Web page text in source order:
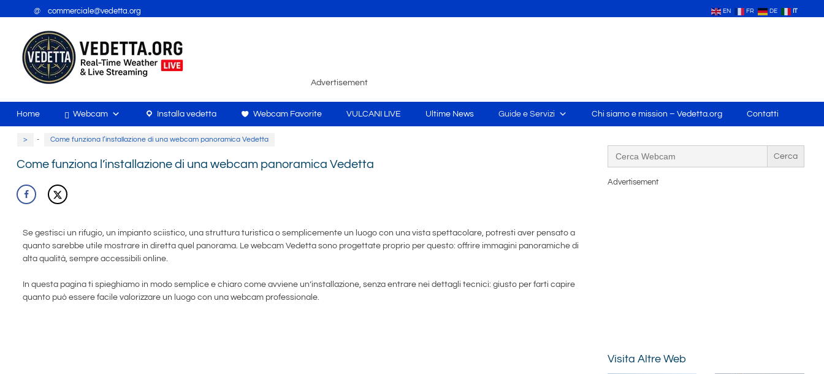
EN FR DE IT
@ commerciale@vedetta.org
Advertisement
Home Webcam Installa vedetta Webcam Favorite VULCANI LIVE Ultime News Guide e Servizi Chi siamo e mission – Vedetta.org Contatti
> - Come funziona l’installazione di una webcam panoramica Vedetta
Come funziona l’installazione di una webcam panoramica Vedetta
Se gestisci un rifugio, un impianto sciistico, una struttura turistica o semplicemente un luogo con una vista spettacolare, potresti aver pensato a
quanto sarebbe utile mostrare in diretta quel panorama. Le webcam Vedetta sono progettate proprio per questo: offrire immagini panoramiche di
alta qualità, sempre accessibili online.
In questa pagina ti spieghiamo in modo semplice e chiaro come avviene un’installazione, senza entrare nei dettagli tecnici: giusto per farti capire
quanto può essere facile valorizzare un luogo con una webcam professionale.
Search
for:
Advertisement
Visita Altre Web